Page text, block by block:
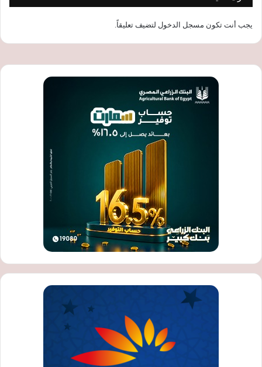
يجب أنت تكون مسجل الدخول لتضيف تعليقاً.